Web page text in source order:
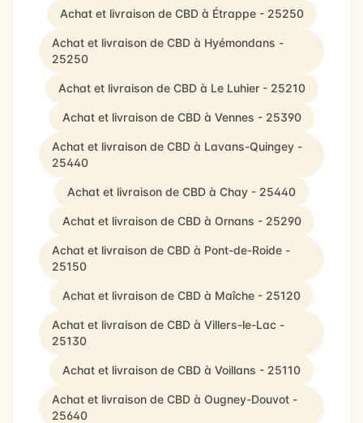
Achat et livraison de CBD à Étrappe - 25250
Achat et livraison de CBD à Hyémondans -
25250
Achat et livraison de CBD à Le Luhier - 25210
Achat et livraison de CBD à Vennes - 25390
Achat et livraison de CBD à Lavans-Quingey -
25440
Achat et livraison de CBD à Chay - 25440
Achat et livraison de CBD à Ornans - 25290
Achat et livraison de CBD à Pont-de-Roide -
25150
Achat et livraison de CBD à Maîche - 25120
Achat et livraison de CBD à Villers-le-Lac -
25130
Achat et livraison de CBD à Voillans - 25110
Achat et livraison de CBD à Ougney-Douvot -
25640